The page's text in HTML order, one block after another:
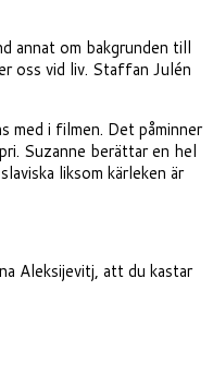
annat om bakgrunden till
oss vid liv. Staffan Julén
i filmen. Det påminner
Suzanne berättar en hel
liksom kärleken är
Aleksijevitj, att du kastar